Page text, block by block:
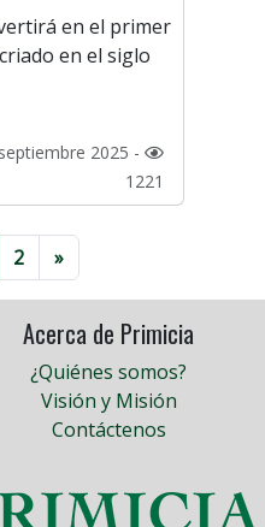
en el primer
en el siglo
2025 -
1221
2 »
Acerca de Primicia
¿Quiénes somos?
Visión y Misión
Contáctenos